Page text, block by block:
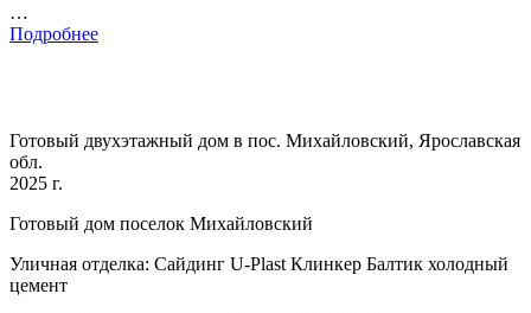
…
Подробнее
Готовый двухэтажный дом в пос. Михайловский, Ярославская
обл.
2025 г.
Готовый дом поселок Михайловский
Уличная отделка: Сайдинг U-Plast Клинкер Балтик холодный
цемент